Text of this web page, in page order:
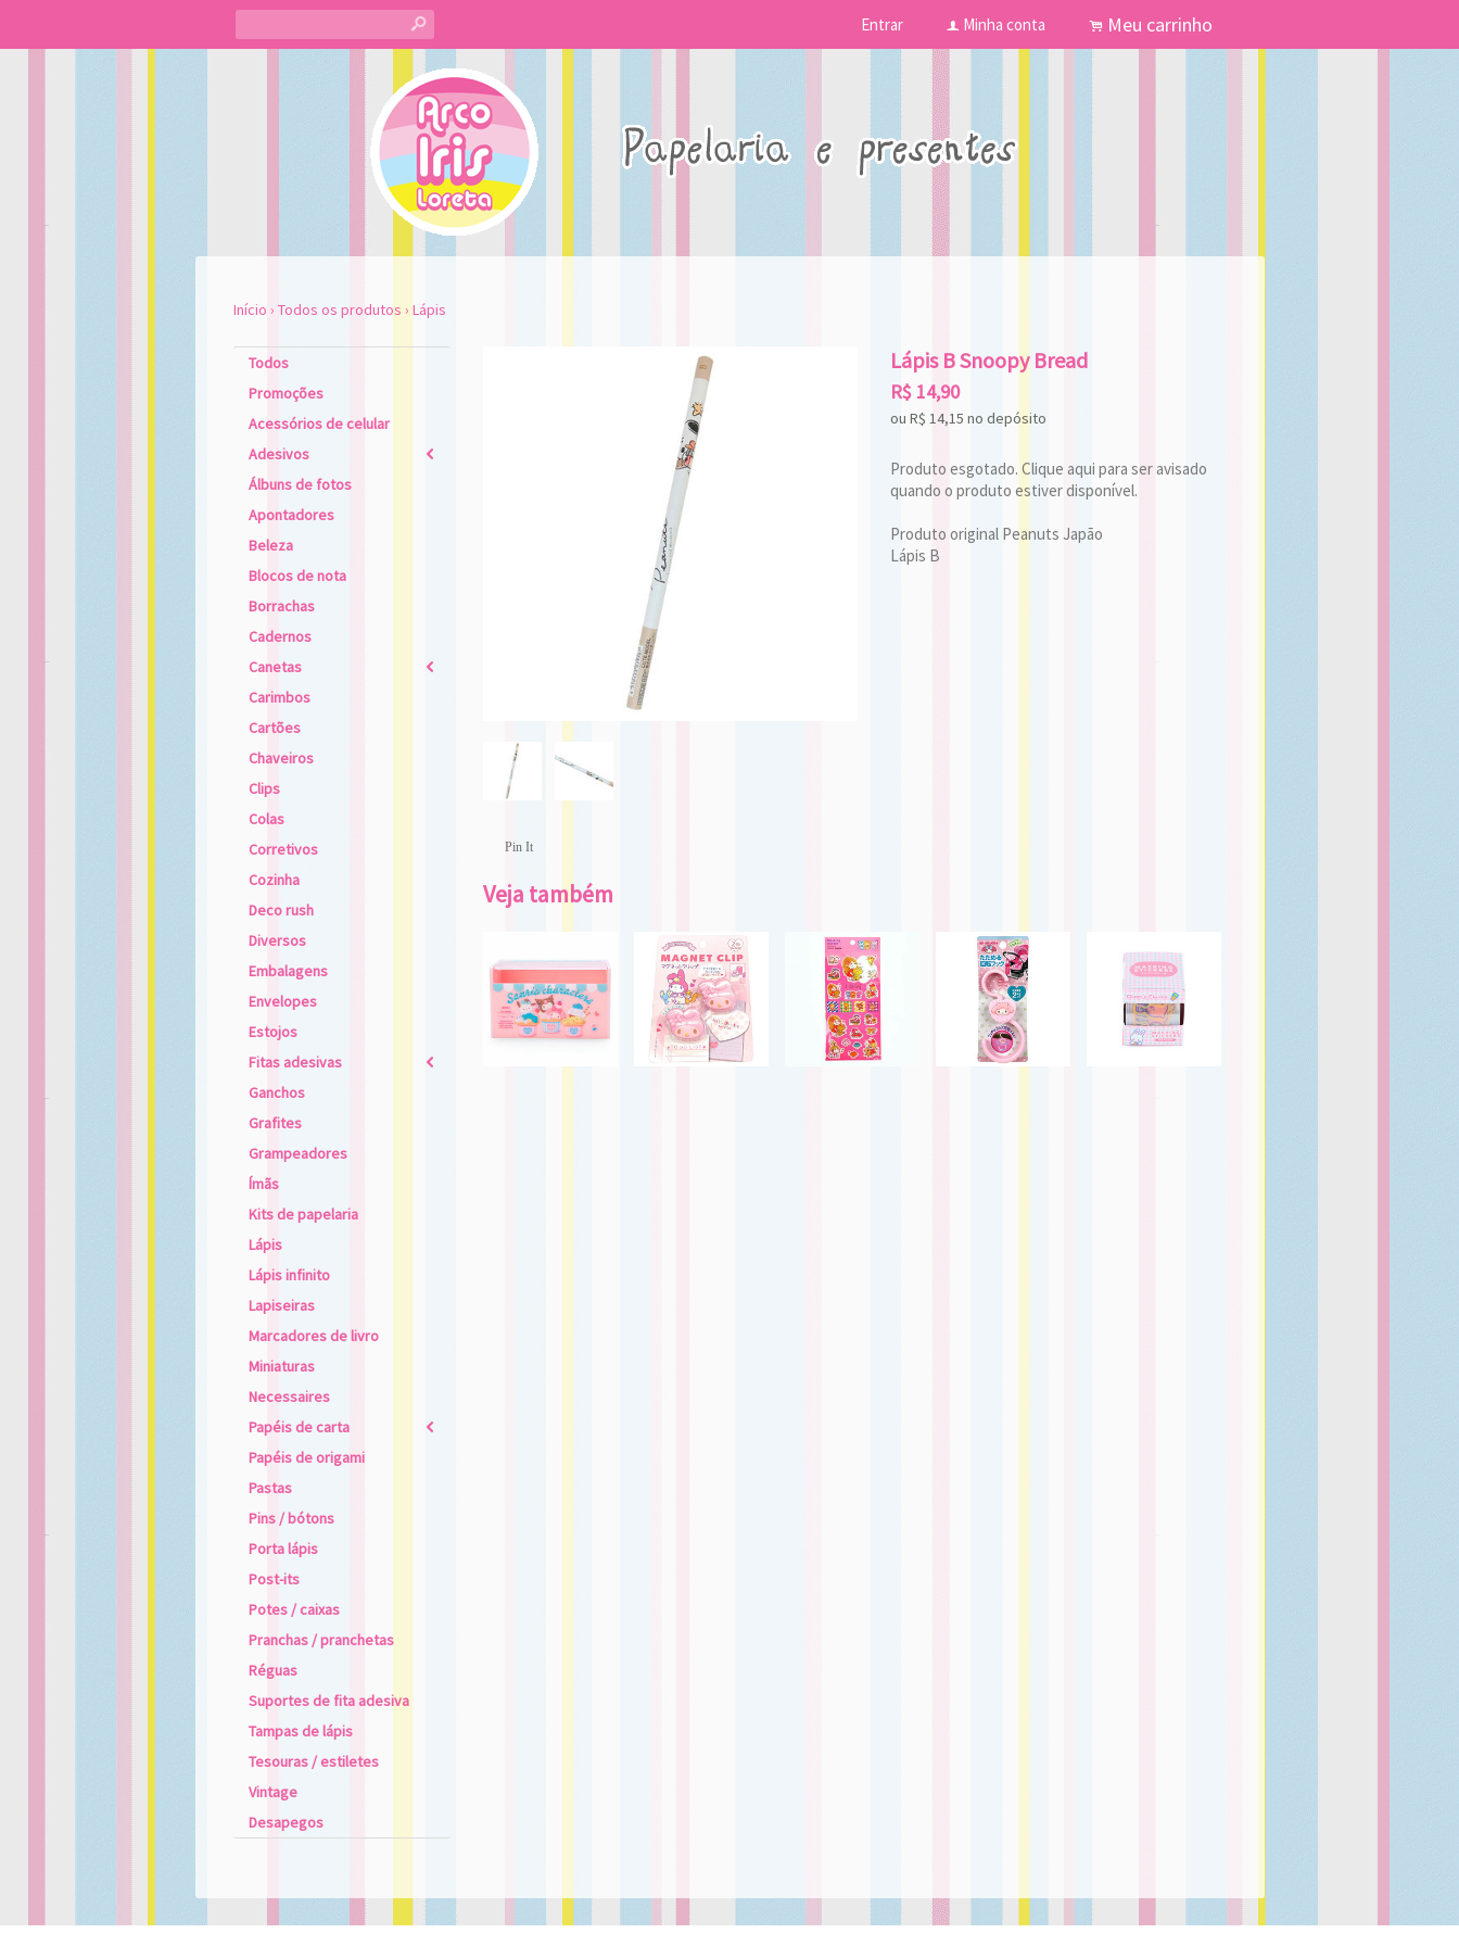
s Entrar f Minha conta . Meu carrinho
Início › Todos os produtos › Lápis
Todos
Promoções
Acessórios de celular
Adesivos
2
Álbuns de fotos
Apontadores
Beleza
Blocos de nota
Borrachas
Cadernos
Canetas
2
Carimbos
Cartões
Chaveiros
Clips
Colas
Corretivos
Cozinha
Deco rush
Diversos
Embalagens
Envelopes
Estojos
Fitas adesivas
2
Ganchos
Grafites
Grampeadores
Ímãs
Kits de papelaria
Lápis
Lápis infinito
Lapiseiras
Marcadores de livro
Miniaturas
Necessaires
Papéis de carta
2
Papéis de origami
Pastas
Pins / bótons
Porta lápis
Post-its
Potes / caixas
Pranchas / pranchetas
Réguas
Suportes de fita adesiva
Tampas de lápis
Tesouras / estiletes
Vintage
Desapegos
Pin It
Lápis B Snoopy Bread
R$ 14,90
ou R$ 14,15 no depósito
Produto esgotado. Clique aqui para ser avisado
quando o produto estiver disponível.
Produto original Peanuts Japão
Lápis B
Veja também